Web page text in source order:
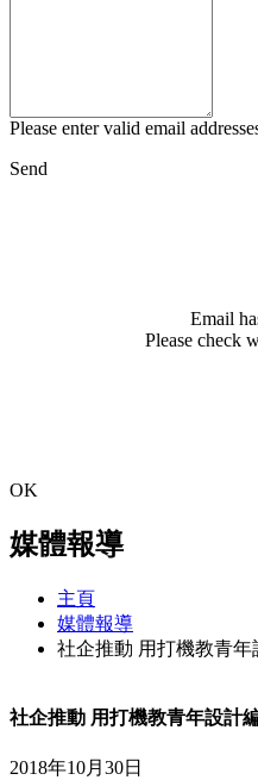
Please enter valid email
Send
Email
Please check
OK
媒體報導
主頁
媒體報導
社企推動 用打機教青年
社企推動 用打機教青年設計
2018年10月30日